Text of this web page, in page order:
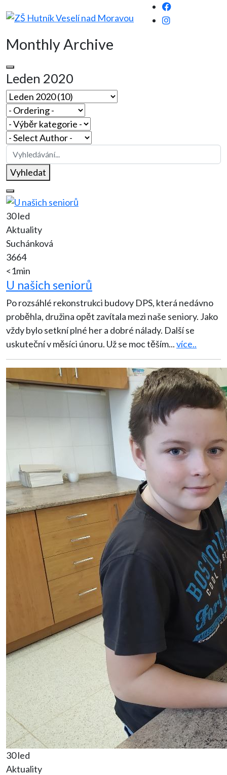
Monthly Archive
Leden 2020
Vyhledat
30 led
Aktuality
Suchánková
3664
<1min
U našich seniorů
Po rozsáhlé rekonstrukci budovy DPS, která nedávno
proběhla, družina opět zavítala mezi naše seniory. Jako
vždy bylo setkní plné her a dobré nálady. Další se
uskuteční v měsíci únoru. Už se moc těším...více..
30 led
Aktuality